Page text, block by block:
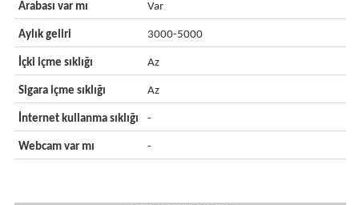
Arabası var mı Var
Aylık geliri 3000-5000
İçki içme sıklığı Az
Sigara içme sıklığı Az
İnternet kullanma sıklığı -
Webcam var mı -